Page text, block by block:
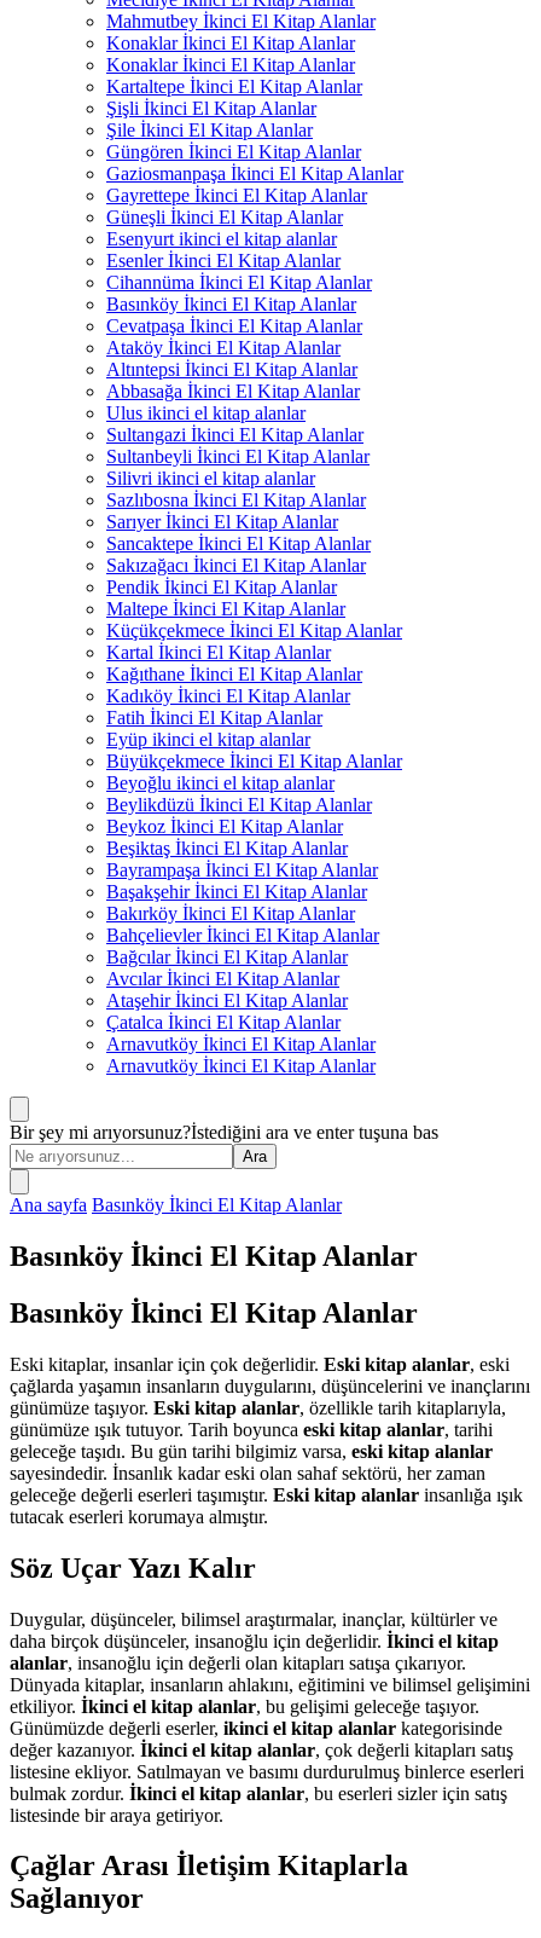
Mahmutbey İkinci El Kitap Alanlar
Konaklar İkinci El Kitap Alanlar
Konaklar İkinci El Kitap Alanlar
Kartaltepe İkinci El Kitap Alanlar
Şişli İkinci El Kitap Alanlar
Şile İkinci El Kitap Alanlar
Güngören İkinci El Kitap Alanlar
Gaziosmanpaşa İkinci El Kitap Alanlar
Gayrettepe İkinci El Kitap Alanlar
Güneşli İkinci El Kitap Alanlar
Esenyurt ikinci el kitap alanlar
Esenler İkinci El Kitap Alanlar
Cihannüma İkinci El Kitap Alanlar
Basınköy İkinci El Kitap Alanlar
Cevatpaşa İkinci El Kitap Alanlar
Ataköy İkinci El Kitap Alanlar
Altıntepsi İkinci El Kitap Alanlar
Abbasağa İkinci El Kitap Alanlar
Ulus ikinci el kitap alanlar
Sultangazi İkinci El Kitap Alanlar
Sultanbeyli İkinci El Kitap Alanlar
Silivri ikinci el kitap alanlar
Sazlıbosna İkinci El Kitap Alanlar
Sarıyer İkinci El Kitap Alanlar
Sancaktepe İkinci El Kitap Alanlar
Sakızağacı İkinci El Kitap Alanlar
Pendik İkinci El Kitap Alanlar
Maltepe İkinci El Kitap Alanlar
Küçükçekmece İkinci El Kitap Alanlar
Kartal İkinci El Kitap Alanlar
Kağıthane İkinci El Kitap Alanlar
Kadıköy İkinci El Kitap Alanlar
Fatih İkinci El Kitap Alanlar
Eyüp ikinci el kitap alanlar
Büyükçekmece İkinci El Kitap Alanlar
Beyoğlu ikinci el kitap alanlar
Beylikdüzü İkinci El Kitap Alanlar
Beykoz İkinci El Kitap Alanlar
Beşiktaş İkinci El Kitap Alanlar
Bayrampaşa İkinci El Kitap Alanlar
Başakşehir İkinci El Kitap Alanlar
Bakırköy İkinci El Kitap Alanlar
Bahçelievler İkinci El Kitap Alanlar
Bağcılar İkinci El Kitap Alanlar
Avcılar İkinci El Kitap Alanlar
Ataşehir İkinci El Kitap Alanlar
Çatalca İkinci El Kitap Alanlar
Arnavutköy İkinci El Kitap Alanlar
Arnavutköy İkinci El Kitap Alanlar
Bir şey mi arıyorsunuz?İstediğini ara ve enter tuşuna bas
Ana sayfa Basınköy İkinci El Kitap Alanlar
Basınköy İkinci El Kitap Alanlar
Basınköy İkinci El Kitap Alanlar
Eski kitaplar, insanlar için çok değerlidir. Eski kitap alanlar, eski
çağlarda yaşamın insanların duygularını, düşüncelerini ve inançlarını
günümüze taşıyor. Eski kitap alanlar, özellikle tarih kitaplarıyla,
günümüze ışık tutuyor. Tarih boyunca eski kitap alanlar, tarihi
geleceğe taşıdı. Bu gün tarihi bilgimiz varsa, eski kitap alanlar
sayesindedir. İnsanlık kadar eski olan sahaf sektörü, her zaman
geleceğe değerli eserleri taşımıştır. Eski kitap alanlar insanlığa ışık
tutacak eserleri korumaya almıştır.
Söz Uçar Yazı Kalır
Duygular, düşünceler, bilimsel araştırmalar, inançlar, kültürler ve
daha birçok düşünceler, insanoğlu için değerlidir. İkinci el kitap
alanlar, insanoğlu için değerli olan kitapları satışa çıkarıyor.
Dünyada kitaplar, insanların ahlakını, eğitimini ve bilimsel gelişimini
etkiliyor. İkinci el kitap alanlar, bu gelişimi geleceğe taşıyor.
Günümüzde değerli eserler, ikinci el kitap alanlar kategorisinde
değer kazanıyor. İkinci el kitap alanlar, çok değerli kitapları satış
listesine ekliyor. Satılmayan ve basımı durdurulmuş binlerce eserleri
bulmak zordur. İkinci el kitap alanlar, bu eserleri sizler için satış
listesinde bir araya getiriyor.
Çağlar Arası İletişim Kitaplarla
Sağlanıyor